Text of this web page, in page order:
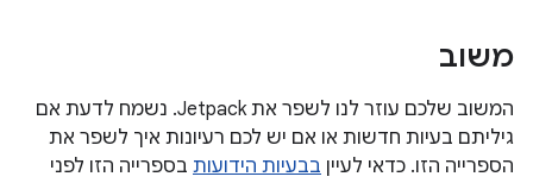
משוב
המשוב שלכם עוזר לנו לשפר את Jetpack. נשמח לדעת אם
גיליתם בעיות חדשות או אם יש לכם רעיונות איך לשפר את
הספרייה הזו. כדאי לעיין בבעיות הידועות בספרייה הזו לפני